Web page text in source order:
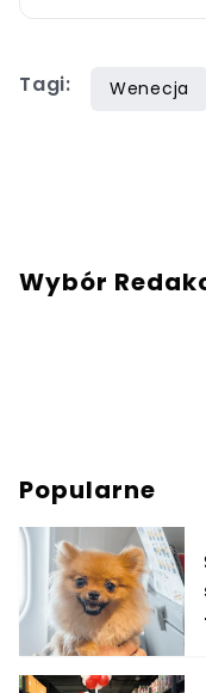
Tagi: Wenecja
Wybór
Popularne